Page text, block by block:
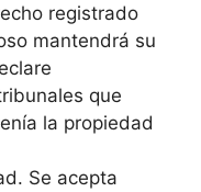
registrado
mantendrá su
que
la propiedad
Se acepta